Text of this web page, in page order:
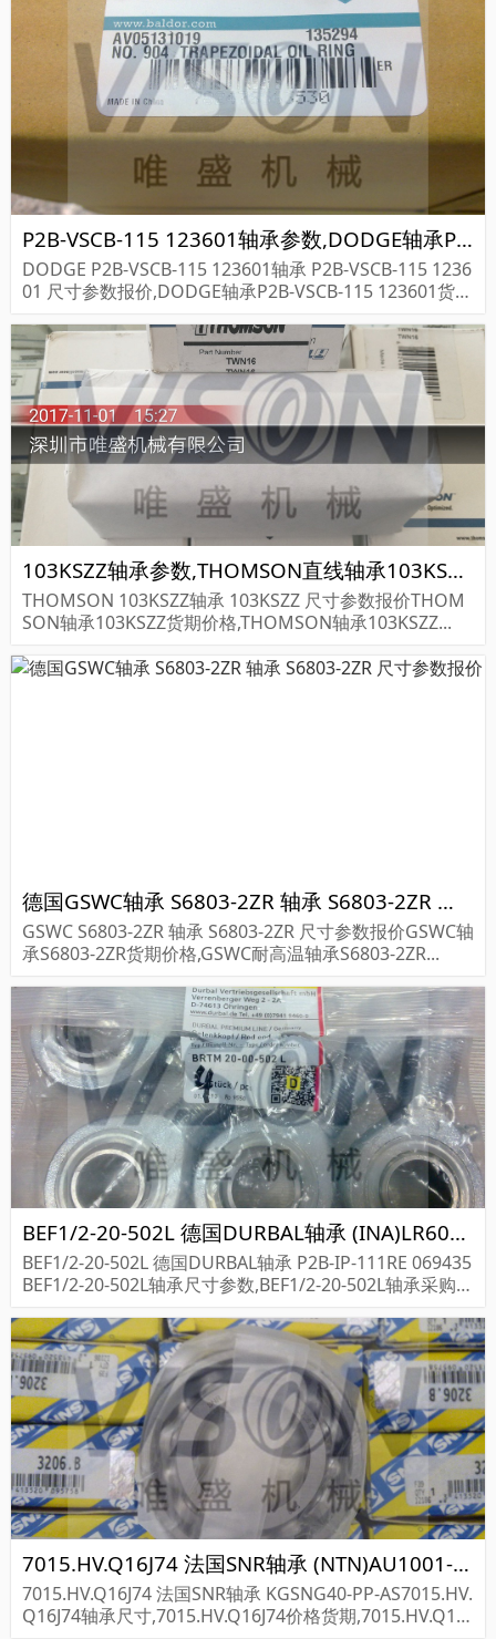
P2B-VSCB-115 123601轴承参数,DODGE轴承P2B-VSCB-115 123601重量
DODGE P2B-VSCB-115 123601轴承 P2B-VSCB-115 1236
01 尺寸参数报价,DODGE轴承P2B-VSCB-115 123601货期
103KSZZ轴承参数,THOMSON直线轴承103KSZZ重量
THOMSON 103KSZZ轴承 103KSZZ 尺寸参数报价THOM
SON轴承103KSZZ货期价格,THOMSON轴承103KSZZ...
德国GSWC轴承 S6803-2ZR 轴承 S6803-2ZR 尺寸参数报价
GSWC S6803-2ZR 轴承 S6803-2ZR 尺寸参数报价GSWC轴
承S6803-2ZR货期价格,GSWC耐高温轴承S6803-2ZR...
BEF1/2-20-502L 德国DURBAL轴承 (INA)LR6001-2RSR-HLW
BEF1/2-20-502L 德国DURBAL轴承 P2B-IP-111RE 069435
BEF1/2-20-502L轴承尺寸参数,BEF1/2-20-502L轴承采购价
7015.HV.Q16J74 法国SNR轴承 (NTN)AU1001-2LXL/L260
7015.HV.Q16J74 法国SNR轴承 KGSNG40-PP-AS7015.HV.
Q16J74轴承尺寸,7015.HV.Q16J74价格货期,7015.HV.Q16J